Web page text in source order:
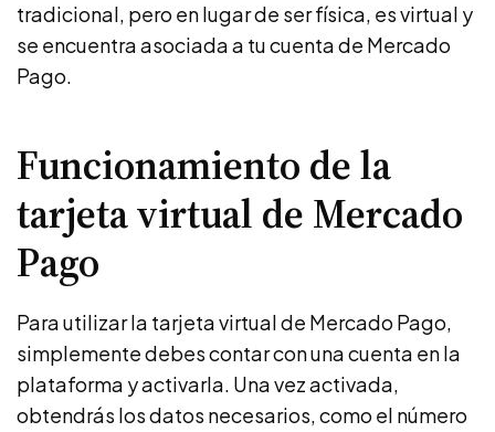
tradicional, pero en lugar de ser física, es virtual y
se encuentra asociada a tu cuenta de Mercado
Pago.
Funcionamiento de la
tarjeta virtual de Mercado
Pago
Para utilizar la tarjeta virtual de Mercado Pago,
simplemente debes contar con una cuenta en la
plataforma y activarla. Una vez activada,
obtendrás los datos necesarios, como el número